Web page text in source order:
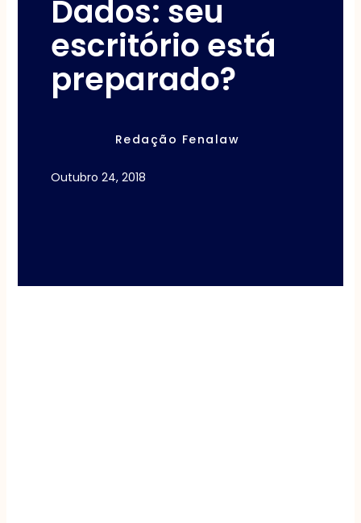
Dados: seu
escritório está
preparado?
Redação Fenalaw
Outubro 24, 2018